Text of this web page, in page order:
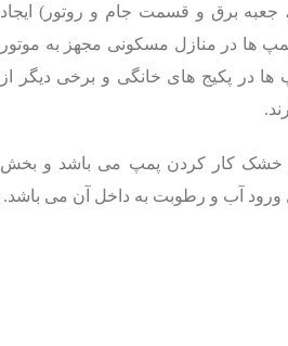
جعبه برق و قسمت جام و روتور) ایجاد
ها در منازل مسکونی مجهز به موتور
ها در پکیج های خانگی و برخی دیگر از
خشک کار کردن پمپ می باشد و بخش
ورود آب و رطوبت به داخل آن می باشد.